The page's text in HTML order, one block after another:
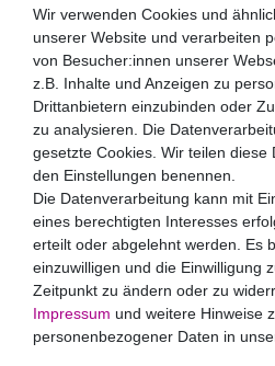
Newsletter
E-MAIL **
Newsletter
Honig
Hiermit bestätige ich, dass ich die
gelesen habe. Meine Einwilligung
widerrufen.**
Abonnieren
** Hierbei
Zahlungsarten
Wir verwenden Cookies und
unserer Website und verarbeiten
von Besucher:innen unserer
z.B. Inhalte und Anzeigen zu
Drittanbietern einzubinden oder
zu analysieren. Die
gesetzte Cookies. Wir teilen diese
den Einstellungen benennen.
Die Datenverarbeitung kann mit
eines berechtigten Interesses
erteilt oder abgelehnt werden. Es
einzuwilligen und die Einwilligung
Zeitpunkt zu ändern oder zu
Impressum und weitere Hinweise
personenbezogener Daten in